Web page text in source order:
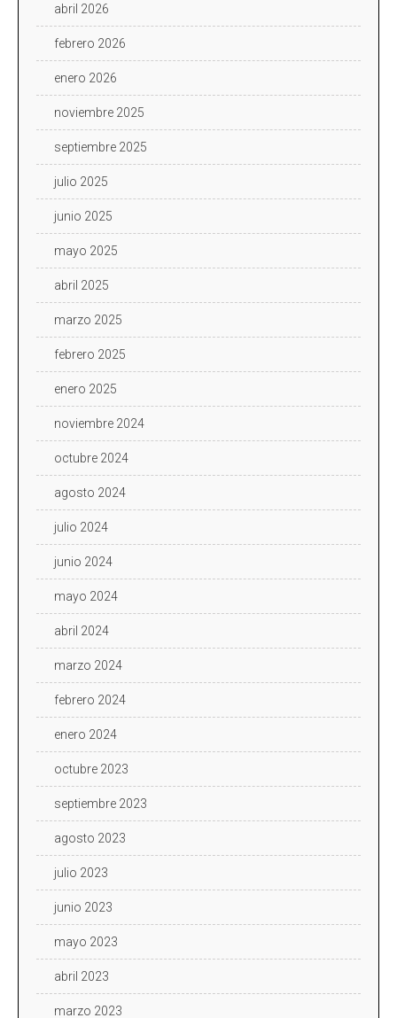
abril 2026
febrero 2026
enero 2026
noviembre 2025
septiembre 2025
julio 2025
junio 2025
mayo 2025
abril 2025
marzo 2025
febrero 2025
enero 2025
noviembre 2024
octubre 2024
agosto 2024
julio 2024
junio 2024
mayo 2024
abril 2024
marzo 2024
febrero 2024
enero 2024
octubre 2023
septiembre 2023
agosto 2023
julio 2023
junio 2023
mayo 2023
abril 2023
marzo 2023